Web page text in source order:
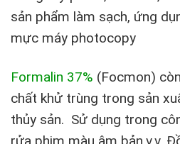
sản phẩm làm sạch, ứng
mực máy photocopy
Formalin 37% (Focmon)
chất khử trùng trong sản
thủy sản. Sử dụng trong